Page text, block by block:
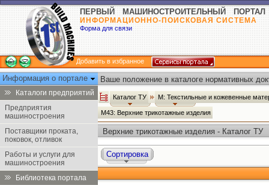
ПЕРВЫЙ МАШИНОСТРОИТЕЛЬНЫЙ ПОРТАЛ
ИНФОРМАЦИОННО-ПОИСКОВАЯ СИСТЕМА
Форма для связи
Добавить в избранное
Информация о портале
Каталоги предприятий
Предприятия
машиностроения
Поставщики проката,
поковок, отливок
Работы и услуги для
машиностроения
Библиотека портала
Ваше положение в каталоге нормативных
Каталог ТУ М: Текстильные и кожевенные
М43: Верхние трикотажные изделия
Верхние трикотажные изделия - Каталог ТУ
Сортировка